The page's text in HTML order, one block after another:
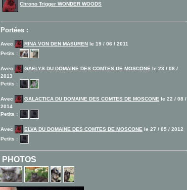
Chrono Trigger WONDER WOODS
Portées :
Avec RINA VON DEN MASUREN le 19 / 06 / 2011
Petits :
Avec GAELYS DU DOMAINE DES COMTES DE MOSCONE le 23 / 08 /
2013
Petits :
Avec GALACTICA DU DOMAINE DES COMTES DE MOSCONE le 22 / 08 /
2014
Petits :
Avec ELVA DU DOMAINE DES COMTES DE MOSCONE le 27 / 05 / 2012
Petits :
PHOTOS